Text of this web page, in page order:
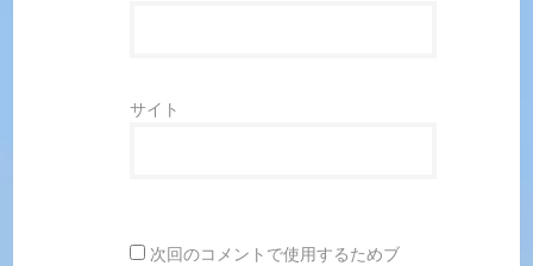
サイト
次回のコメントで使用するためブ